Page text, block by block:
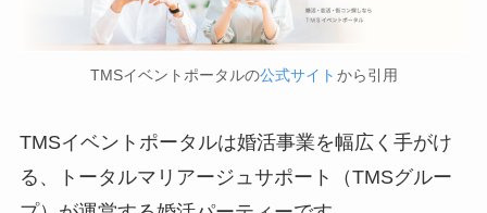
TMSイベントポータルの公式サイト から引用
TMSイベントポータルは婚活事業を幅広く手がけ
る、トータルマリアージュサポート（TMSグルー